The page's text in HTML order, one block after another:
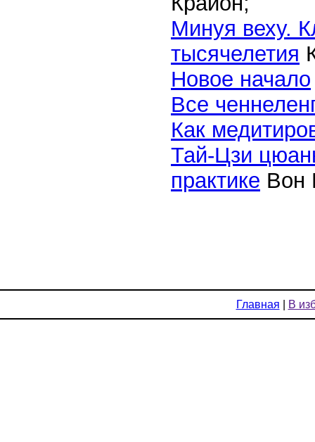
Минуя веху.
тысячелетия
Новое начало
Все
Как
Тай-Цзи
практике Вон
Главная В